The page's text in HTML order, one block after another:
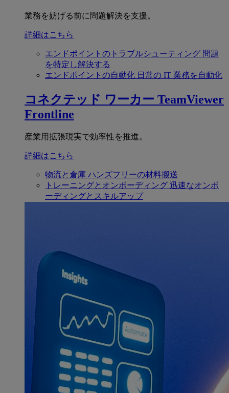
業務を妨げる前に問題解決を支援。
詳細はこちら
エンドポイントのトラブルシューティング 問題
を特定し解決する
エンドポイントの自動化 日常の IT 業務を自動化
コネクテッド ワーカー TeamViewer
Frontline
産業用拡張現実で効率性を推進。
詳細はこちら
物流と倉庫 ハンズフリーの材料搬送
トレーニングとオンボーディング 迅速なオンボ
ーディングとスキルアップ